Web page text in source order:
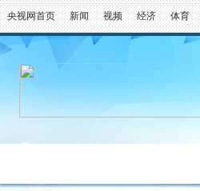
央视网首页 新闻 视频 经济 体育